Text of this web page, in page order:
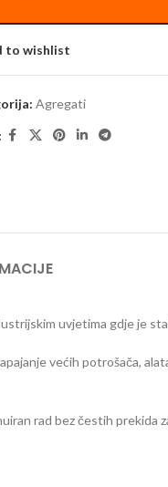
to wishlist
Agregati
uvjetima gdje je
većih potrošača,
rad bez čestih prekida